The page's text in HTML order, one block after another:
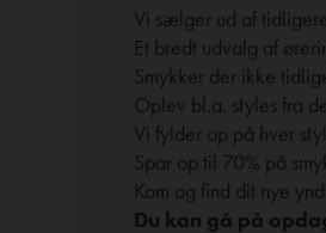
Vi sælger ud af
Et bredt udvalg af
Smykker der ikke
Oplev bl.a. styles fra
Vi fylder op på hver
Spar op til 70% på
Kom og find dit nye
Du kan gå på